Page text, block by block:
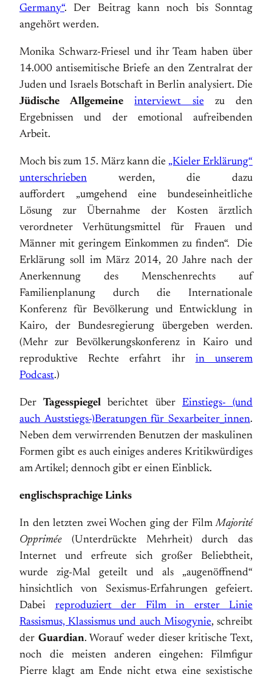
Germany“. Der Beitrag kann noch bis Sonntag
angehört werden.
Monika Schwarz-Friesel und ihr Team haben über
14.000 antisemitische Briefe an den Zentralrat der
Juden und Israels Botschaft in Berlin analysiert. Die
Jüdische Allgemeine
interviewt siezu den
Ergebnissen und der emotional aufreibenden
Arbeit.
Moch bis zum 15. März kann die „Kieler Erklärung“
unterschrieben werden, die dazu
auffordert „umgehend eine bundeseinheitliche
Lösung zur Übernahme der Kosten ärztlich
verordneter Verhütungsmittel für Frauen und
Männer mit geringem Einkommen zu finden“. Die
Erklärung soll im März 2014, 20 Jahre nach der
Anerkennung des Menschenrechts auf
Familienplanung durch die Internationale
Konferenz für Bevölkerung und Entwicklung in
Kairo, der Bundesregierung übergeben werden.
(Mehr zur Bevölkerungskonferenz in Kairo und
reproduktive Rechte erfahrt ihr in unserem
Podcast.)
DerTagesspiegel berichtet über Einstiegs- (und
auch Auststiegs-)Beratungen für Sexarbeiter_innen.
Neben dem verwirrenden Benutzen der maskulinen
Formen gibt es auch einiges anderes Kritikwürdiges
am Artikel; dennoch gibt er einen Einblick.
englischsprachige Links
In den letzten zwei Wochen ging der FilmMajorité
Opprimée (Unterdrückte Mehrheit) durch das
Internet und erfreute sich großer Beliebtheit,
wurde zig-Mal geteilt und als „augenöffnend“
hinsichtlich von Sexismus-Erfahrungen gefeiert.
Dabei reproduziert der Film in erster Linie
Rassismus, Klassismus und auch Misogynie, schreibt
der Guardian. Worauf weder dieser kritische Text,
noch die meisten anderen eingehen: Filmfigur
Pierre klagt am Ende nicht etwa eine sexistische